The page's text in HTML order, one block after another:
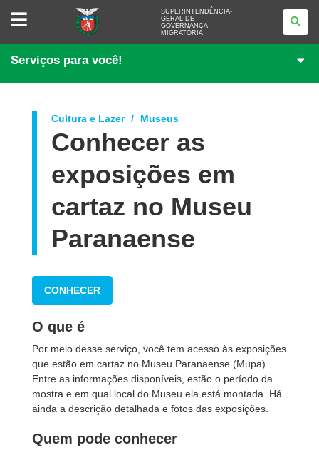
SUPERINTENDÊNCIA-
GOVERNANÇA
SUPERINTENDÊNCIA-
GERAL DE
GOVERNANÇA
MIGRATÓRIA
Serviços para você!
Cultura e Lazer Museus
Conhecer as
exposições em
cartaz no Museu
Paranaense
CONHECER
O que é
Por meio desse serviço, você tem acesso às exposições
que estão em cartaz no Museu Paranaense (Mupa).
Entre as informações disponíveis, estão o período da
mostra e em qual local do Museu ela está montada. Há
ainda a descrição detalhada e fotos das exposições.
Quem pode conhecer